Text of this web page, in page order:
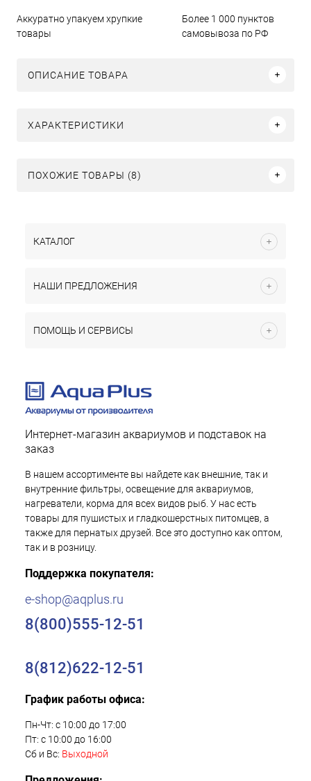
Аккуратно упакуем хрупкие
товары
Более 1 000 пунктов
самовывоза по РФ
ОПИСАНИЕ ТОВАРА
ХАРАКТЕРИСТИКИ
ПОХОЖИЕ ТОВАРЫ (8)
КАТАЛОГ
НАШИ ПРЕДЛОЖЕНИЯ
ПОМОЩЬ И СЕРВИСЫ
Интернет-магазин аквариумов и подставок на
заказ
В нашем ассортименте вы найдете как внешние, так и
внутренние фильтры, освещение для аквариумов,
нагреватели, корма для всех видов рыб. У нас есть
товары для пушистых и гладкошерстных питомцев, а
также для пернатых друзей. Все это доступно как оптом,
так и в розницу.
Поддержка покупателя:
e-shop@aqplus.ru
8(800)555-12-51
8(812)622-12-51
График работы офиса:
Пн-Чт: с 10:00 до 17:00
Пт: с 10:00 до 16:00
Сб и Вс: Выходной